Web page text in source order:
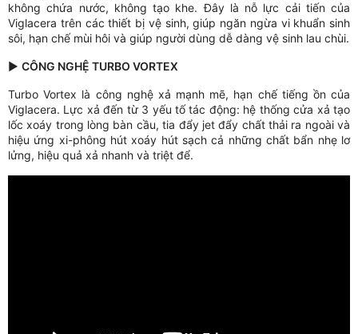
không chứa nước, không tạo khe. Đây là nỗ lực cải tiến của
Viglacera trên các thiết bị vệ sinh, giúp ngăn ngừa vi khuẩn sinh
sôi, hạn chế mùi hôi và giúp người dùng dễ dàng vệ sinh lau chùi.
▶ CÔNG NGHỆ TURBO VORTEX
Turbo Vortex là công nghệ xả mạnh mẽ, hạn chế tiếng ồn của
Viglacera. Lực xả đến từ 3 yếu tố tác động: hệ thống cửa xả tạo
lốc xoáy trong lòng bàn cầu, tia đẩy jet đẩy chất thải ra ngoài và
hiệu ứng xi-phông hút xoáy hút sạch cả những chất bẩn nhẹ lơ
lửng, hiệu quả xả nhanh và triệt để.